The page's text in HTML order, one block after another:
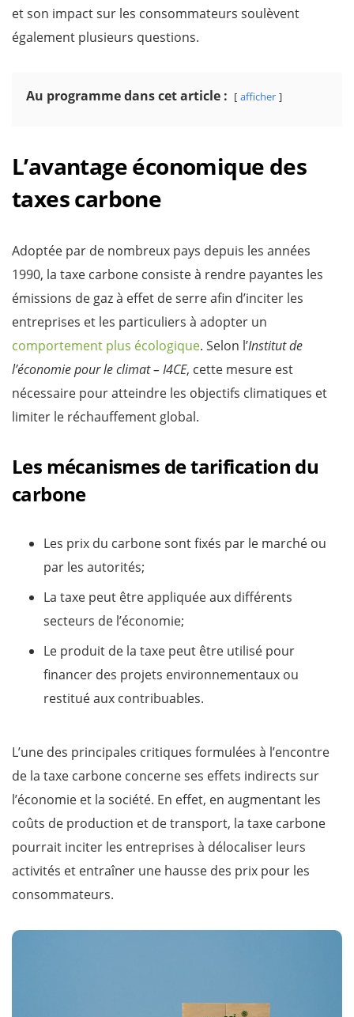
et son impact sur les consommateurs soulèvent
également plusieurs questions.
Au programme dans cet article : afficher
L’avantage économique des
taxes carbone
Adoptée par de nombreux pays depuis les années
1990, la taxe carbone consiste à rendre payantes les
émissions de gaz à effet de serre afin d’inciter les
entreprises et les particuliers à adopter un
comportement plus écologique. Selon l’Institut de
l’économie pour le climat – I4CE, cette mesure est
nécessaire pour atteindre les objectifs climatiques et
limiter le réchauffement global.
Les mécanismes de tarification du
carbone
Les prix du carbone sont fixés par le marché ou
par les autorités;
La taxe peut être appliquée aux différents
secteurs de l’économie;
Le produit de la taxe peut être utilisé pour
financer des projets environnementaux ou
restitué aux contribuables.
L’une des principales critiques formulées à l’encontre
de la taxe carbone concerne ses effets indirects sur
l’économie et la société. En effet, en augmentant les
coûts de production et de transport, la taxe carbone
pourrait inciter les entreprises à délocaliser leurs
activités et entraîner une hausse des prix pour les
consommateurs.